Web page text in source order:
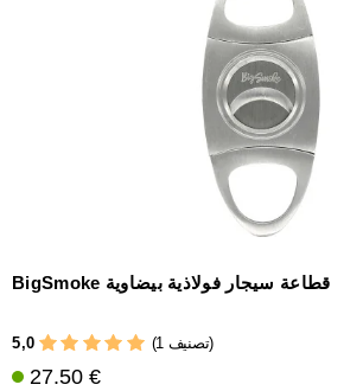
BigSmoke قطاعة سيجار فولاذية بيضاوية
5,0 (1 تصنيف)
27.50 €